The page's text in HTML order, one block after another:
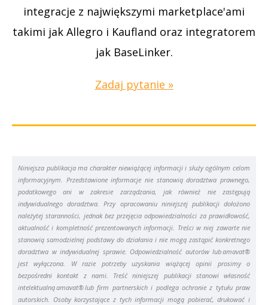
integracje z największymi marketplace'ami
takimi jak Allegro i Kaufland oraz integratorem
jak BaseLinker.
Zadaj pytanie »
Niniejsza publikacja ma charakter niewiążącej informacji i służy ogólnym celom
informacyjnym. Przedstawione informacje nie stanowią doradztwa prawnego,
podatkowego ani w zakresie zarządzania, jak również nie zastępują
indywidualnego doradztwa. Przy opracowaniu niniejszej publikacji dołożono
należytej staranności, jednak bez przejęcia odpowiedzialności za prawidłowość,
aktualność i kompletność prezentowanych informacji. Treści w niej zawarte nie
stanowią samodzielnej podstawy do działania i nie mogą zastąpić konkretnego
doradztwa w indywidualnej sprawie. Odpowiedzialność autorów lub amavat®
jest wyłączona. W razie potrzeby uzyskania wiążącej opinii prosimy o
bezpośredni kontakt z nami. Treść niniejszej publikacji stanowi własność
intelektualną amavat® lub firm partnerskich i podlega ochronie z tytułu praw
autorskich. Osoby korzystające z tych informacji mogą pobierać, drukować i